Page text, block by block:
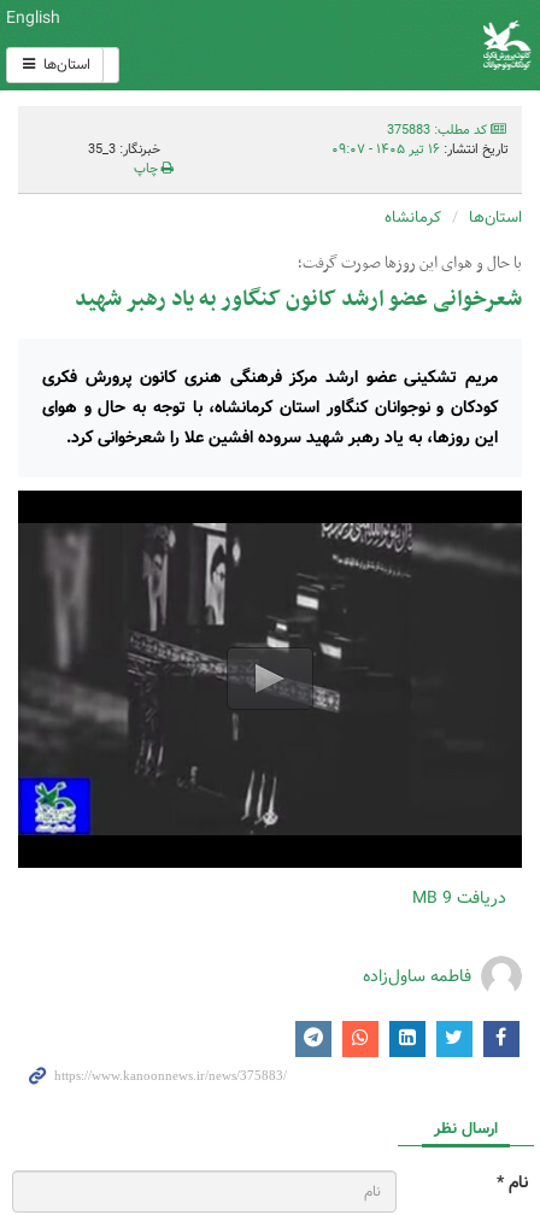
English
استان‌ها
کد مطلب: 375883
تاریخ انتشار: ۱۶ تیر ۱۴۰۵ - ۰۹:۰۷
خبرنگار: 3_35
چاپ
استان‌ها کرمانشاه
با حال و هوای این روزها صورت گرفت؛
شعرخوانی عضو ارشد کانون کنگاور به یاد رهبر شهید
مریم تشکینی عضو ارشد مرکز فرهنگی هنری کانون پرورش فکری
کودکان و نوجوانان کنگاور استان کرمانشاه، با توجه به حال و هوای
این روزها، به یاد رهبر شهید سروده افشین علا را شعرخوانی کرد.
دریافت 9 MB
فاطمه ساول‌زاده
ارسال نظر
نام *